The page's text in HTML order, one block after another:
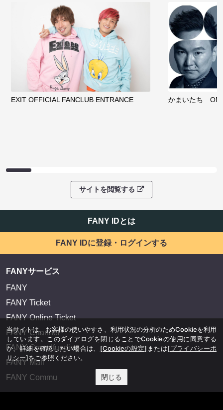
EXIT OFFICIAL FANCLUB ENTRANCE かまいたち
サイトを閲覧する
FANY IDとは
FANY IDに登録・ログインする
FANYサービス
FANY
FANY Ticket
FANY Online Ticket
FANY Channel
FANY Crowdfunding
FANY Mall
FANY Commu
当サイトは、お客様の使いやすさ、利用状況の分析のためCookieを利用
しています。このダイアログを閉じることでCookieの使用に同意する
か、詳細を確認したい場合は、 [Cookieの設定] または[プライバシーポ
リシー]をご参照ください。
閉じる